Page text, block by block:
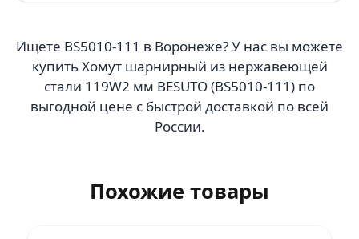
Ищете BS5010-111 в Воронеже? У нас вы можете
купить Хомут шарнирный из нержавеющей
стали 119W2 мм BESUTO (BS5010-111) по
выгодной цене с быстрой доставкой по всей
России.
Похожие товары